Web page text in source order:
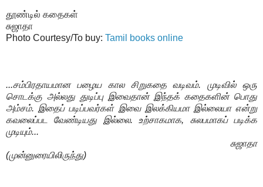
தூண்டில் கதைகள்
சுஜாதா
Photo Courtesy/To buy: Tamil books online
...சம்பிரதாயமான பழைய கால சிறுகதை வடிவம். முடிவில் ஒரு
சொடக்கு அல்லது துடிப்பு இவைதான் இந்தக் கதைகளின் பொது
அம்சம். இதைப் படிப்பவர்கள் இவை இலக்கியமா இல்லையா என்று
கவலைப்பட வேண்டியது இல்லை. உற்சாகமாக, சுலபமாகப் படிக்க
முடியும்...
சுஜாதா
(முன்னுரையிலிருந்து)